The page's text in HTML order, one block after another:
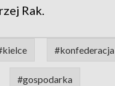
Rak.
#konfederacja
#gospodarka